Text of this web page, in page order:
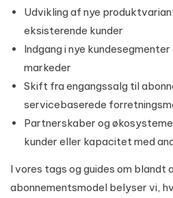
Udvikling af nye
eksisterende kunder
Indgang i nye
markeder
Skift fra engangssalg til
servicebaserede
Partnerskaber og
kunder eller kapacitet med
I vores tags og guides om blandt
abonnementsmodel belyser vi,